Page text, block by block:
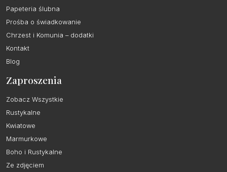
Papeteria ślubna
Prośba o świadkowanie
Chrzest i Komunia – dodatki
Kontakt
Blog
Zaproszenia
Zobacz Wszystkie
Rustykalne
Kwiatowe
Marmurkowe
Boho i Rustykalne
Ze zdjęciem